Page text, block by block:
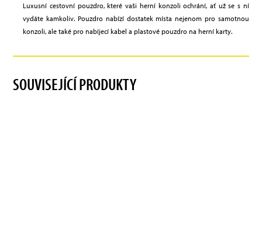
Luxusní cestovní pouzdro, které vaši herní konzoli ochrání, ať už se s ní
vydáte kamkoliv. Pouzdro nabízí dostatek místa nejenom pro samotnou
konzoli, ale také pro nabíjecí kabel a plastové pouzdro na herní karty.
SOUVISEJÍCÍ PRODUKTY